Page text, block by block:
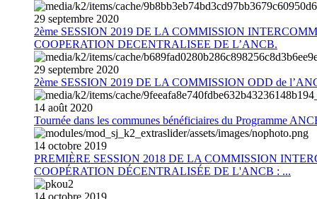
29 septembre 2020
2ème SESSION 2019 DE LA COMMISSION
COOPERATION DECENTRALISEE DE L’ANCB.
29 septembre 2020
2ème SESSION 2019 DE LA COMMISSION ODD de
14 août 2020
Tournée dans les communes bénéficiaires du Programme
14 octobre 2019
PREMIÈRE SESSION 2018 DE LA COMMISSION
COOPÉRATION DÉCENTRALISÉE DE L'ANCB : ...
14 octobre 2019